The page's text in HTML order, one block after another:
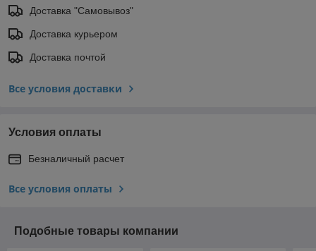
Доставка "Самовывоз"
Доставка курьером
Доставка почтой
Все условия доставки
Условия оплаты
Безналичный расчет
Все условия оплаты
Подобные товары компании